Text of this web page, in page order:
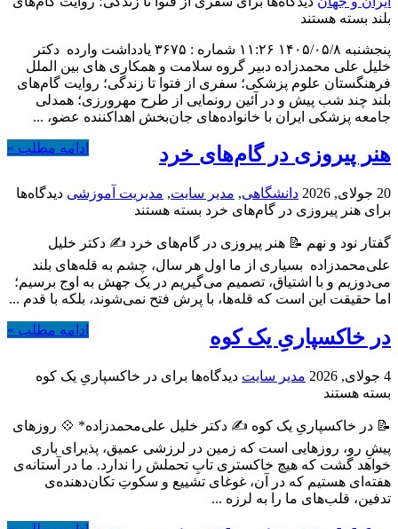
بلند بسته هستند
پنجشنبه ۱۴۰۵/۰۵/۸ ۱۱:۲۶ شماره : ۳۶۷۵ یادداشت وارده دکتر
خلیل علی محمدزاده دبیر گروه سلامت و همکاری های بین الملل
فرهنگستان علوم پزشکی؛ سفری از فتوا تا زندگی؛ روایت گام‌های
بلند چند شب پیش و در آئین رونمایی از طرح مهرورزی؛ همدلی
جامعه پزشکی ایران با خانواده‌های جان‌بخش اهداکننده عضو، ...
ادامه مطلب » هنر پیروزی در گام‌های خرد
20 جولای, 2026 دانشگاهی, مدیر سایت, مدیریت آموزشی دیدگاه‌ها
برای هنر پیروزی در گام‌های خرد بسته هستند
گفتار نود و نهم 📝 هنر پیروزی در گام‌های خرد ✍️ دکتر خلیل
علی‌محمدزاده ‌ بسیاری از ما اول هر سال، چشم به قله‌های بلند
می‌دوزیم و با اشتیاق، تصمیم می‌گیریم در یک جهش به اوج برسیم؛
اما حقیقت این است که قله‌ها، با پرش فتح نمی‌شوند، بلکه با قدم ...
ادامه مطلب » در خاکسپاریِ یک کوه
4 جولای, 2026 مدیر سایت دیدگاه‌ها برای در خاکسپاریِ یک کوه
بسته هستند
📝 در خاکسپاریِ یک کوه ✍️ دکتر خلیل علی‌محمدزاده* 💠 روزهای
پیشِ رو، روزهایی است که زمین در لرزشی عمیق، پذیرای باری
خواهد گشت که هیچ خاکستری تابِ تحملش را ندارد. ما در آستانه‌ی
هفته‌ای هستیم که در آن، غوغای تشییع و سکوتِ تکان‌دهنده‌ی
تدفین، قلب‌های ما را به لرزه ...